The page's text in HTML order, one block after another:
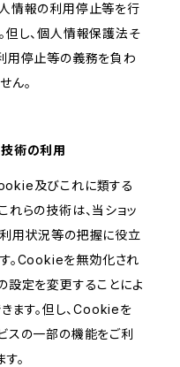
情報の利用停止等を行
但し、個人情報保護法そ
用停止等の義務を負わ
ん。
術の利用
及びこれに類する
れらの技術は、当ショッ
用状況等の把握に役立
。Cookieを無効化され
設定を変更することによ
ます。但し、Cookieを
スの一部の機能をご利
。